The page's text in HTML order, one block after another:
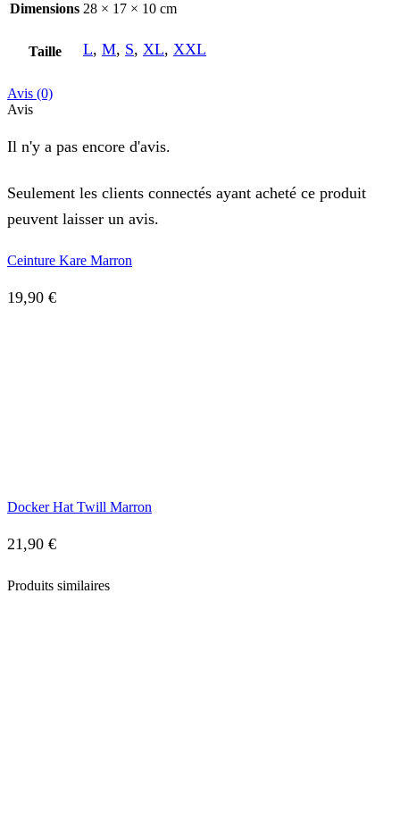
Dimensions 28 × 17 × 10 cm
Taille L, M, S, XL, XXL
Avis (0)
Avis
Il n'y a pas encore d'avis.
Seulement les clients connectés ayant acheté ce produit
peuvent laisser un avis.
Ceinture Kare Marron
19,90 €
Docker Hat Twill Marron
21,90 €
Produits similaires